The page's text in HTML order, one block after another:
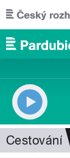
Přejít k
Cestování